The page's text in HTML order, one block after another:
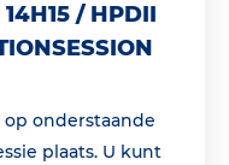
/ HPDII
onderstaande
plaats. U kunt